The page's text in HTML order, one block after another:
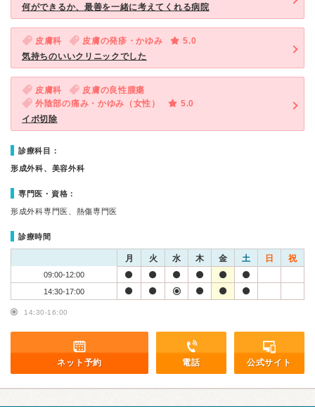
何ができるか、最善を一緒に考えてくれる病院
皮膚科 皮膚の発疹・かゆみ
5.0
気持ちのいいクリニックでした
皮膚科
皮膚の良性腫瘍
外陰部の痛み・かゆみ（女性）
5.0
イボ切除
診療科目：
形成外科、美容外科
専門医・資格：
形成外科専門医、熱傷専門医
診療時間
月 火 水 木 金 土 日 祝
09:00-12:00
14:30-17:00
14:30-16:00
ネット予約 電話 公式サイト